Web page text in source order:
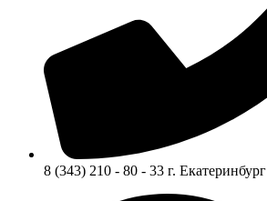
8 (343) 210 - 80 - 33 г. Екатеринбург